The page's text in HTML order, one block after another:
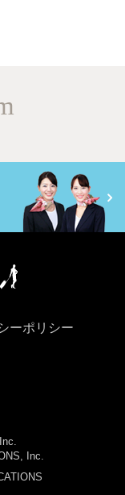
ーポリシー
Inc.